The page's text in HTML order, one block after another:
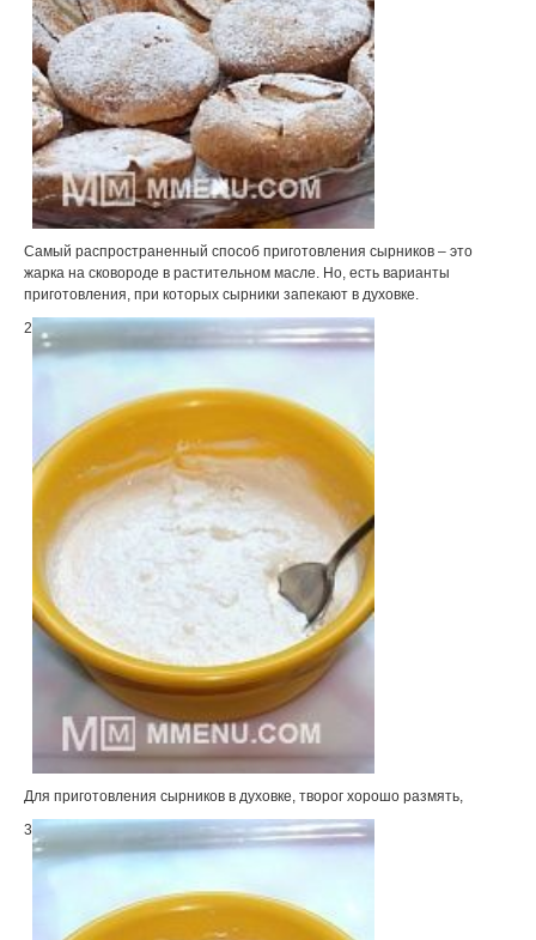
Самый распространенный способ приготовления сырников – это
жарка на сковороде в растительном масле. Но, есть варианты
приготовления, при которых сырники запекают в духовке.
2
Для приготовления сырников в духовке, творог хорошо размять,
3